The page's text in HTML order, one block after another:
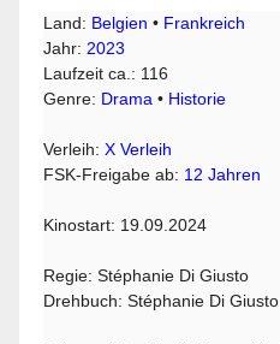
Land: Belgien • Frankreich
Jahr: 2023
Laufzeit ca.: 116
Genre: Drama • Historie
Verleih:X Verleih
FSK-Freigabe ab: 12 Jahren
Kinostart: 19.09.2024
Regie: Stéphanie Di Giusto
Drehbuch: Stéphanie Di